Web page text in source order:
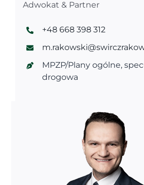
Adwokat & Partner
+48 668 398 312
MPZP/Plany ogólne,
drogowa